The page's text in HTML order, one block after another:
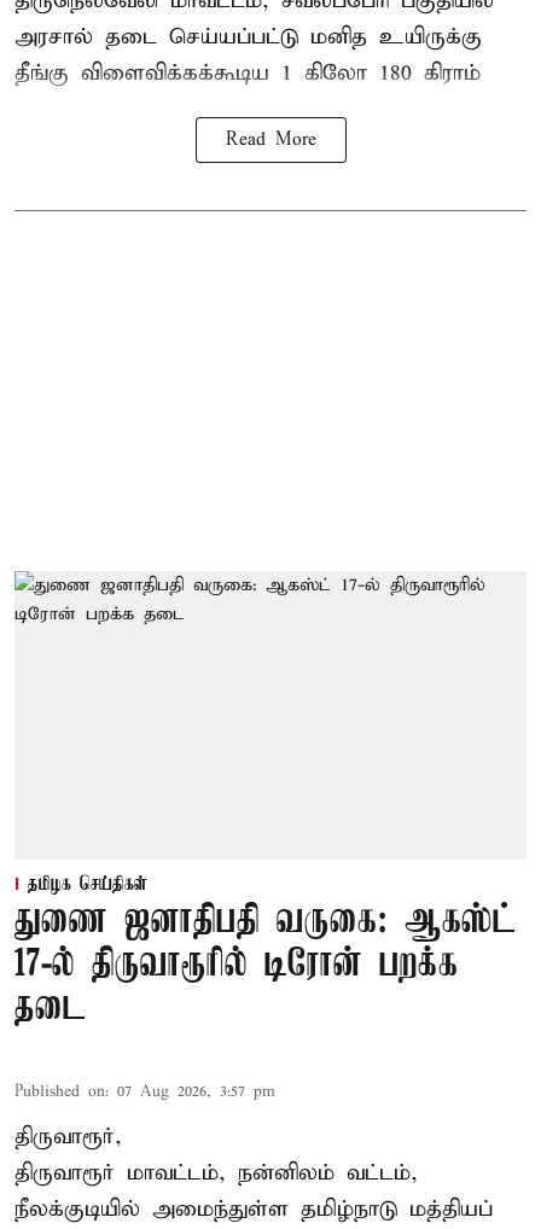
அரசால் தடை செய்யப்பட்டு மனித உயிருக்கு
தீங்கு விளைவிக்கக்கூடிய 1 கிலோ 180 கிராம்
Read More
தமிழக செய்திகள்
துணை ஜனாதிபதி வருகை: ஆகஸ்ட்
17-ல் திருவாரூரில் டிரோன் பறக்க
தடை
Published on: 07 Aug 2026, 3:57 pm
திருவாரூர்,
திருவாரூர் மாவட்டம், நன்னிலம் வட்டம்,
நீலக்குடியில் அமைந்துள்ள தமிழ்நாடு மத்தியப்